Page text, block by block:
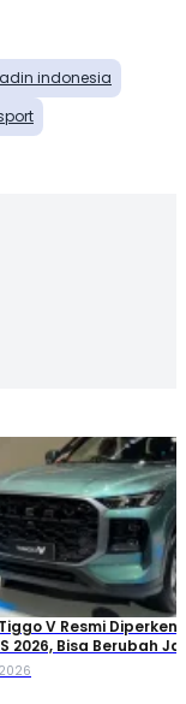
indonesia
V Resmi
2026, Bisa Berubah